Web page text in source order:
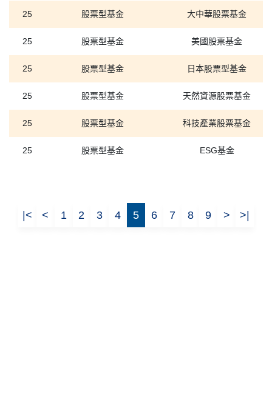
25 股票型基金 大中華股票基金
25 股票型基金 美國股票基金
25 股票型基金 日本股票型基金
25 股票型基金 天然資源股票基金
25 股票型基金 科技產業股票基金
25 股票型基金 ESG基金
|< < 1 2 3 4 5 6 7 8 9 > >|